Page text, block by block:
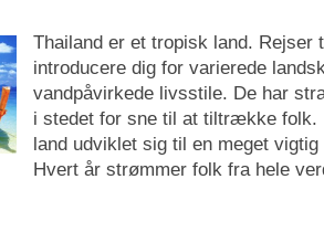
Thailand er et tropisk land. Rejser
introducere dig for varierede
vandpåvirkede livsstile. De har
i stedet for sne til at tiltrække folk.
land udviklet sig til en meget
Hvert år strømmer folk fra hele